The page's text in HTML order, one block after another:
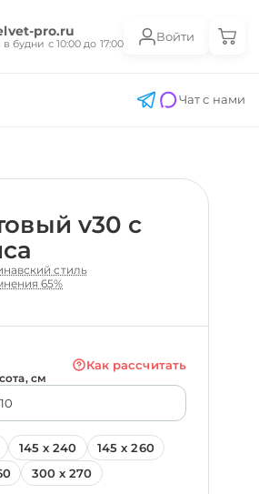
pro.ru
будни с 10:00 до 17:00
Войти
Чат с нами
v30 с
стиль
65%
Как рассчитать
см
145 х 240
145 х 260
300 х 270